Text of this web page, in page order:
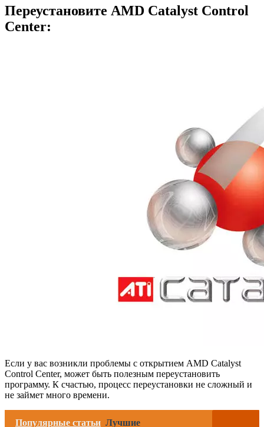
Переустановите AMD Catalyst Control
Center:
Если у вас возникли проблемы с открытием AMD Catalyst
Control Center, может быть полезным переустановить
программу. К счастью, процесс переустановки не сложный и
не займет много времени.
Популярные статьи Лучшие